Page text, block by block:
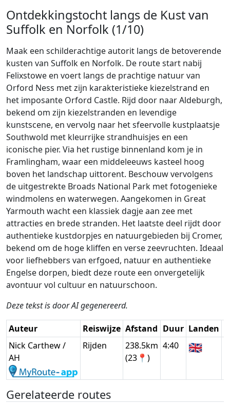
Ontdekkingstocht langs de Kust van
Suffolk en Norfolk (1/10)
Maak een schilderachtige autorit langs de betoverende
kusten van Suffolk en Norfolk. De route start nabij
Felixstowe en voert langs de prachtige natuur van
Orford Ness met zijn karakteristieke kiezelstrand en
het imposante Orford Castle. Rijd door naar Aldeburgh,
bekend om zijn kiezelstranden en levendige
kunstscene, en vervolg naar het sfeervolle kustplaatsje
Southwold met kleurrijke strandhuisjes en een
iconische pier. Via het rustige binnenland kom je in
Framlingham, waar een middeleeuws kasteel hoog
boven het landschap uittorent. Beschouw vervolgens
de uitgestrekte Broads National Park met fotogenieke
windmolens en waterwegen. Aangekomen in Great
Yarmouth wacht een klassiek dagje aan zee met
attracties en brede stranden. Het laatste deel rijdt door
authentieke kustdorpjes en natuurgebieden bij Cromer,
bekend om de hoge kliffen en verse zeevruchten. Ideaal
voor liefhebbers van erfgoed, natuur en authentieke
Engelse dorpen, biedt deze route een onvergetelijk
avontuur vol cultuur en natuurschoon.
Deze tekst is door AI gegenereerd.
Auteur Reiswijze Afstand Duur Landen
Nick Carthew /
AH
Rijden
238.5km
(23📍)
4:40 🇬🇧
Gerelateerde routes